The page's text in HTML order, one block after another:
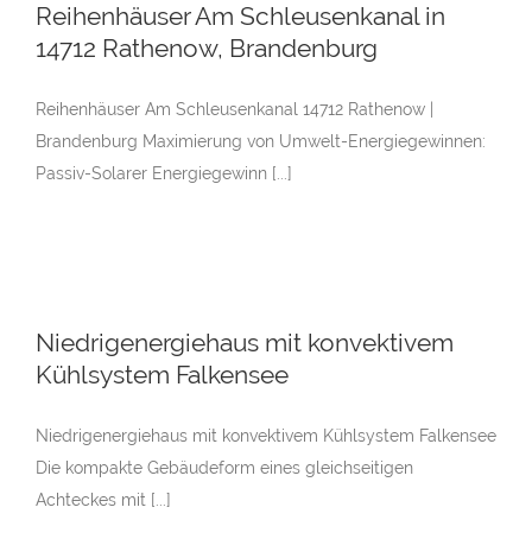
Reihenhäuser Am Schleusenkanal in
14712 Rathenow, Brandenburg
Reihenhäuser Am Schleusenkanal 14712 Rathenow |
Brandenburg Maximierung von Umwelt-Energiegewinnen:
Passiv-Solarer Energiegewinn [...]
Niedrigenergiehaus mit konvektivem
Kühlsystem Falkensee
Niedrigenergiehaus mit konvektivem Kühlsystem Falkensee
Die kompakte Gebäudeform eines gleichseitigen
Achteckes mit [...]